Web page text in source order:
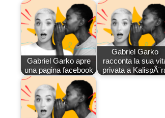
Gabriel Garko apre
una pagina facebook
Gabriel Garko
racconta la sua
privata a